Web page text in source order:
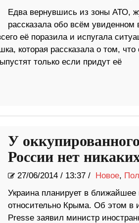
Едва вернувшись из зоны АТО,
рассказала обо всём
её поразила и испугала
которая рассказала о том,
только если придут её
У
России нет
27/06/2014/ 13:37 / Новое,
Украина планирует в
относительно Крыма. Об этом в
Pressе заявил министр